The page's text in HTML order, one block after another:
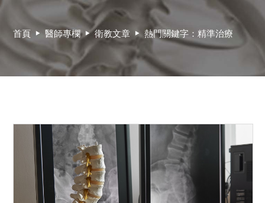
首頁 醫師專欄 衛教文章 熱門關鍵字：精準治療